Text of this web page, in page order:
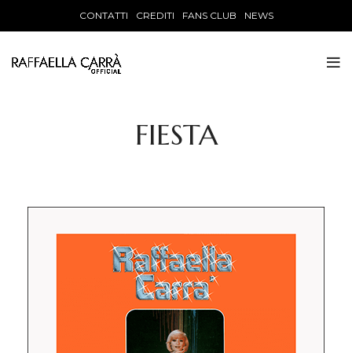
CONTATTI CREDITI FANS CLUB NEWS
FIESTA